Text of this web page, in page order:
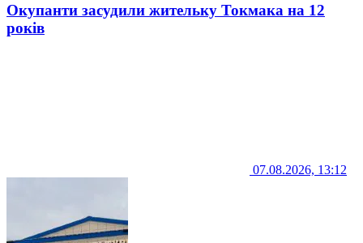
Окупанти засудили жительку Токмака на 12
років
07.08.2026, 13:12